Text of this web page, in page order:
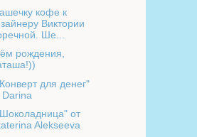
кофе к
Виктории
Ше...
рождения,
для денег"
Darina
от
Alekseeva